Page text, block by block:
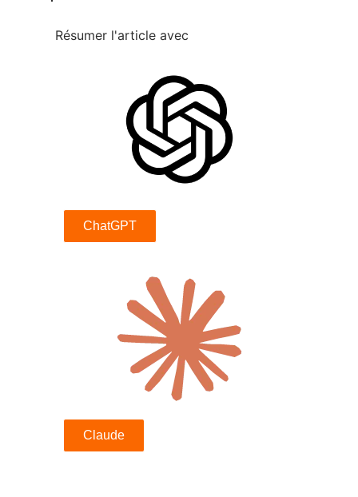
Résumer l'article avec
ChatGPT
Claude